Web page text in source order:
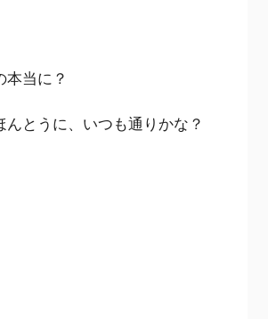
本当に？
んとうに、いつも通りかな？